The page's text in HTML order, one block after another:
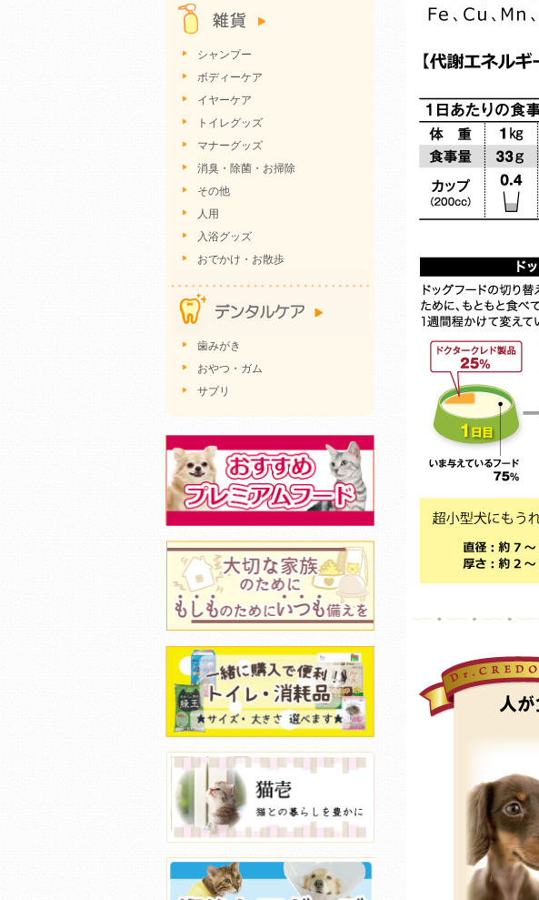
シャンプー
ボディーケア
イヤーケア
トイレグッズ
マナーグッズ
消臭・除菌・お掃除
その他
人用
入浴グッズ
おでかけ・お散歩
歯みがき
おやつ・ガム
サプリ